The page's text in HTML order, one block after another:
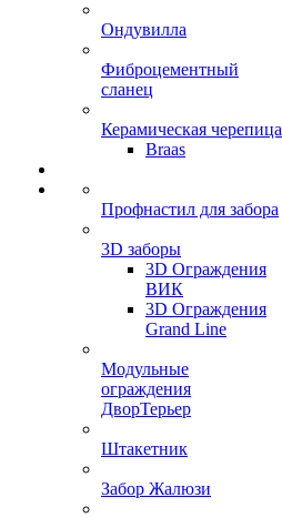
Ондувилла
Фиброцементный
сланец
Керамическая черепица
Braas
Профнастил для забора
3D заборы
3D Ограждения
ВИК
3D Ограждения
Grand Line
Модульные
ограждения
ДворТерьер
Штакетник
Забор Жалюзи